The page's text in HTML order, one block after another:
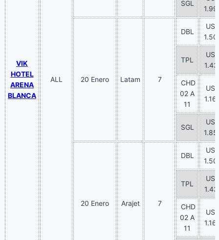
VIK
HOTEL
ARENA
BLANCA
ALL
SGL
20 Enero Latam 7
DBL
TPL
CHD
02 A
11
SGL
20 Enero Arajet 7
DBL
TPL
CHD
02 A
11